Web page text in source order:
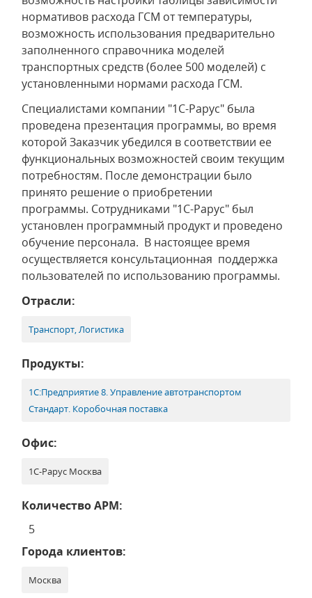
нормативов расхода ГСМ от температуры,
возможность использования предварительно
заполненного справочника моделей
транспортных средств (более 500 моделей) с
установленными нормами расхода ГСМ.
Специалистами компании "1С-Рарус" была
проведена презентация программы, во время
которой Заказчик убедился в соответствии ее
функциональных возможностей своим текущим
потребностям. После демонстрации было
принято решение о приобретении
программы. Сотрудниками "1С-Рарус" был
установлен программный продукт и проведено
обучение персонала. В настоящее время
осуществляется консультационная поддержка
пользователей по использованию программы.
Отрасли:
Транспорт, Логистика
Продукты:
1С:Предприятие 8. Управление автотранспортом
Стандарт. Коробочная поставка
Офис:
1С-Рарус Москва
Количество АРМ:
5
Города клиентов:
Москва